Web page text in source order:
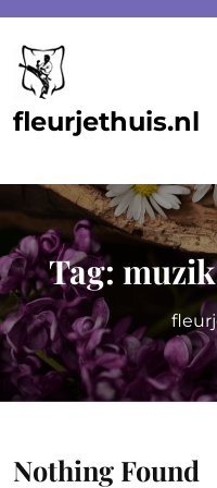
content
fleurjethuis.nl
Tag:
Nothing Found